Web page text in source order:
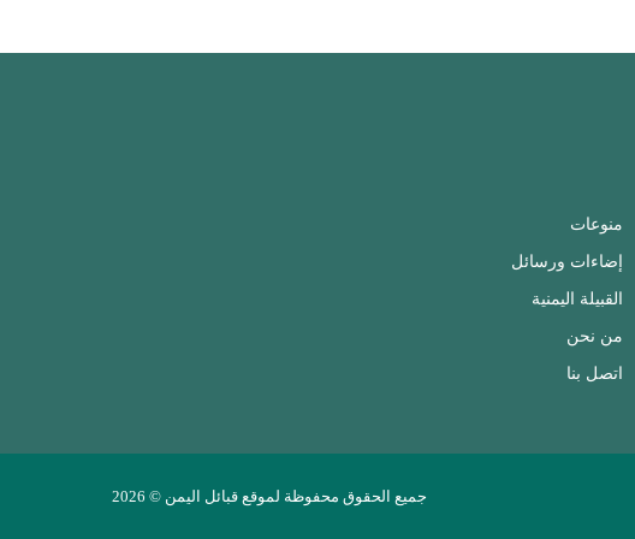
منوعات
إضاءات ورسائل
القبيلة اليمنية
من نحن
اتصل بنا
جميع الحقوق محفوظة لموقع قبائل اليمن © 2026